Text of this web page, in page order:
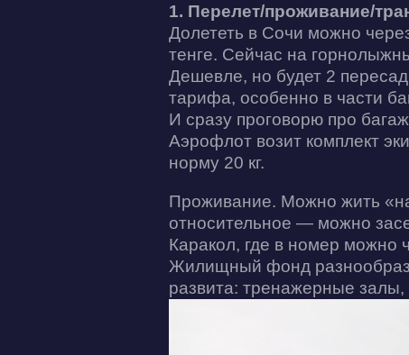
1. Перелет/проживание/
Долететь в Сочи можно
тенге. Сейчас на
Дешевле, но будет 2
тарифа, особенно в части
И сразу проговорю про
Аэрофлот возит комплект
норму 20 кг.
Проживание. Можно жить
относительное — можно
Каракол, где в номер можно
Жилищный фонд
развита: тренажерные залы,